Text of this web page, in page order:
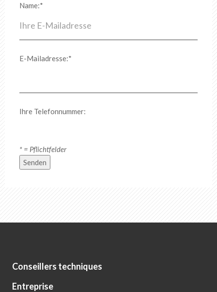
Name:*
E-Mailadresse:*
Ihre Telefonnummer:
* = Pflichtfelder
Senden
Conseillers techniques
Entreprise